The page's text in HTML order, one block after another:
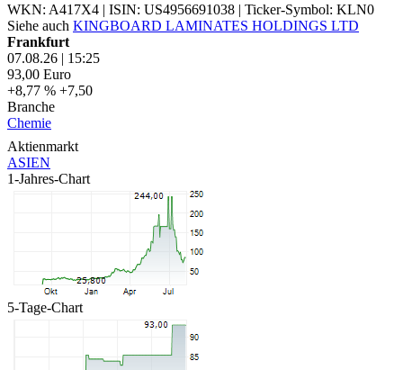
WKN: A417X4 | ISIN: US4956691038 | Ticker-Symbol: KLN0
Siehe auch KINGBOARD LAMINATES HOLDINGS LTD
Frankfurt
07.08.26 | 15:25
93,00 Euro
+8,77 % +7,50
Branche
Chemie
Aktienmarkt
ASIEN
1-Jahres-Chart
5-Tage-Chart